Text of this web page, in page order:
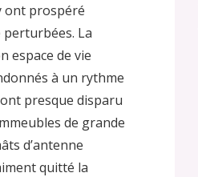
ont prospéré
perturbées. La
espace de vie
à un rythme
presque disparu
de grande
d’antenne
quitté la